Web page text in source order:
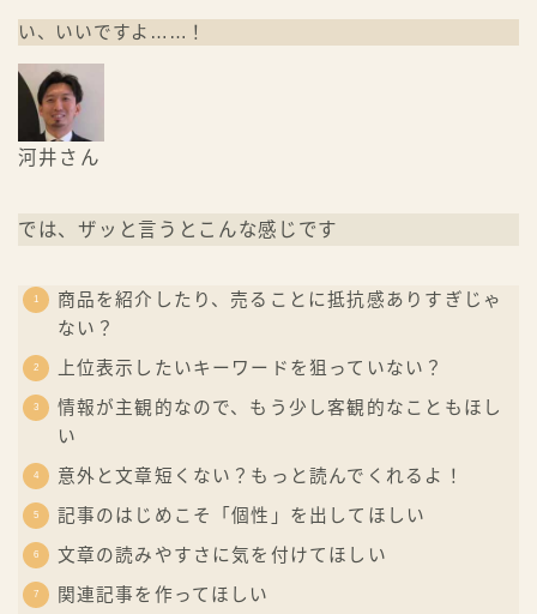
い、いいですよ……！
河井さん
では、ザッと言うとこんな感じです
商品を紹介したり、売ることに抵抗感ありすぎじゃ
ない？
上位表示したいキーワードを狙っていない？
情報が主観的なので、もう少し客観的なこともほし
い
意外と文章短くない？もっと読んでくれるよ！
記事のはじめこそ「個性」を出してほしい
文章の読みやすさに気を付けてほしい
関連記事を作ってほしい